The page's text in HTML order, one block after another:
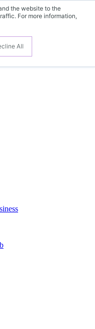
the website to the
For more information,
All